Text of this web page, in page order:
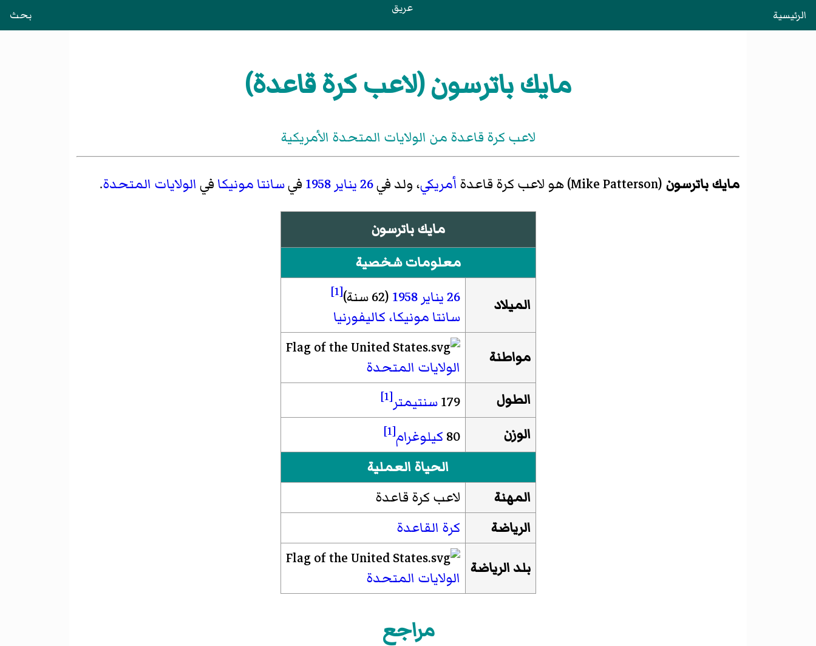
الرئيسية عريق بحث
مايك باترسون (لاعب كرة قاعدة)
لاعب كرة قاعدة من الولايات المتحدة الأمريكية
مايك باترسون (
Mike Patterson)‏ هو لاعب كرة قاعدة أمريكي، ولد في26 يناير 1958 فيسانتا مونيكا في الولايات المتحدة.
مايك باترسون
معلومات شخصية
الميلاد 26 يناير 1958 (62 سنة) [1]
سانتا مونيكا، كاليفورنيا
مواطنة
الولايات المتحدة
الطول
179سنتيمتر[1]
الوزن 80 كيلوغرام[1]
الحياة العملية
المهنة
لاعب كرة قاعدة
الرياضة
كرة القاعدة
بلد الرياضة
الولايات المتحدة
مراجع